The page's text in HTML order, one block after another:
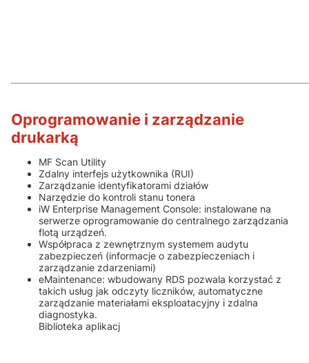
Oprogramowanie i zarządzanie
drukarką
MF Scan Utility
Zdalny interfejs użytkownika (RUI)
Zarządzanie identyfikatorami działów
Narzędzie do kontroli stanu tonera
iW Enterprise Management Console: instalowane na
serwerze oprogramowanie do centralnego zarządzania
flotą urządzeń.
Współpraca z zewnętrznym systemem audytu
zabezpieczeń (informacje o zabezpieczeniach i
zarządzanie zdarzeniami)
eMaintenance: wbudowany RDS pozwala korzystać z
takich usług jak odczyty liczników, automatyczne
zarządzanie materiałami eksploatacyjny i zdalna
diagnostyka.
Biblioteka aplikacj